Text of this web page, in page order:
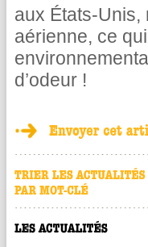
aux États-Unis,
aérienne, ce
d’odeur !